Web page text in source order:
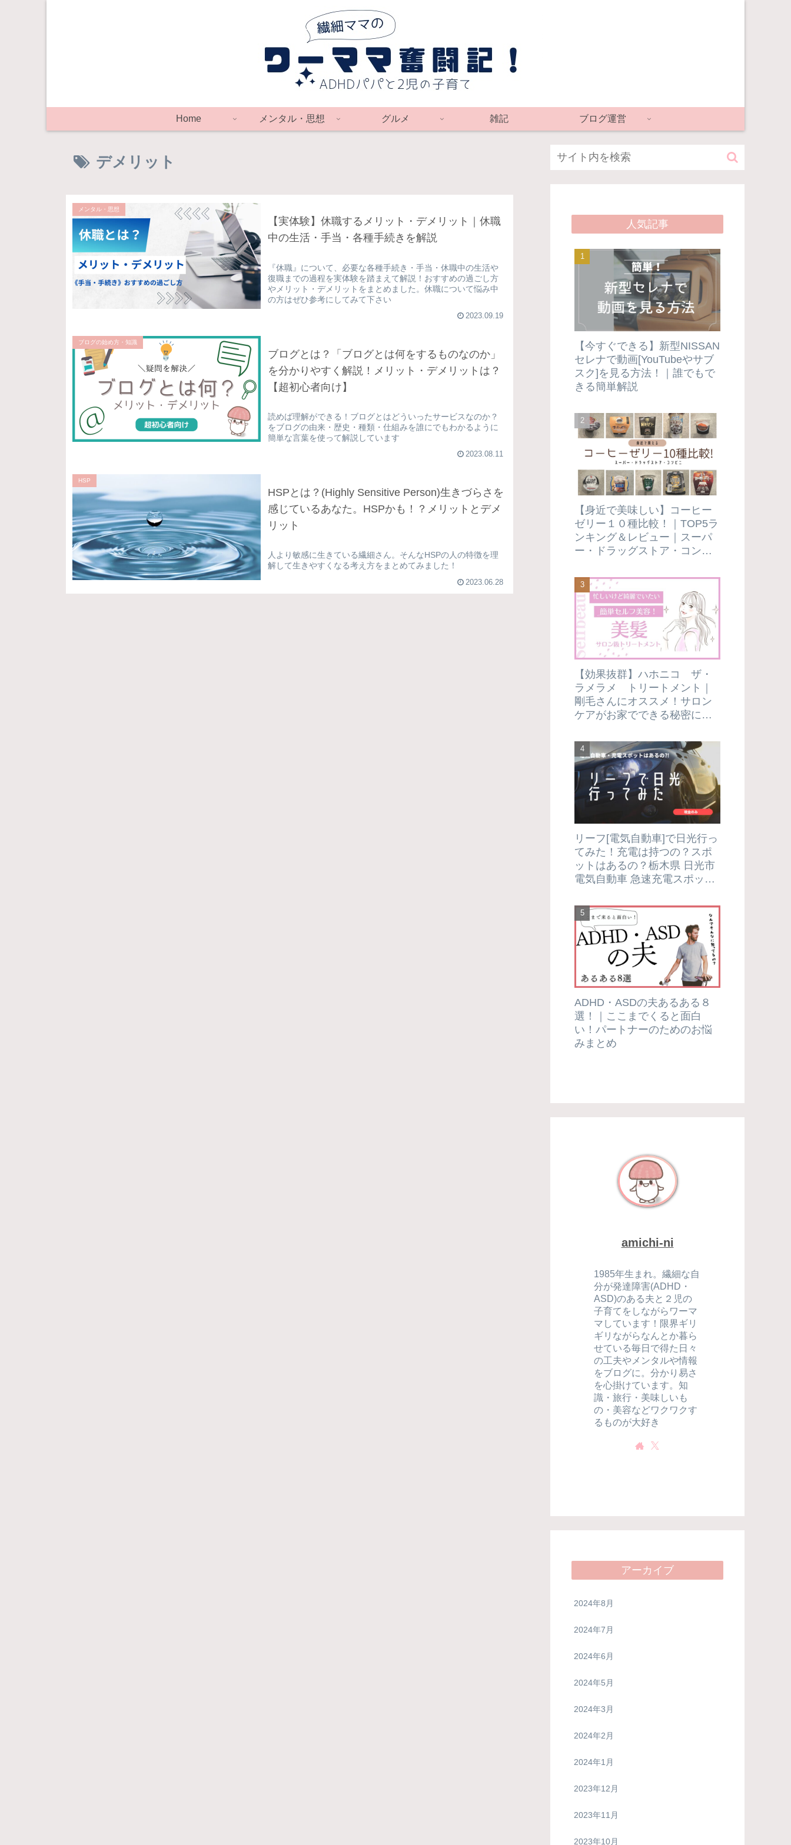
Home メンタル・思想 グルメ 雑記 ブログ運営
デメリット
メンタル・思想
【実体験】休職するメリット・デメリット｜休職
中の生活・手当・各種手続きを解説
『休職』について、必要な各種手続き・手当・休職中の生活や
復職までの過程を実体験を踏まえて解説！おすすめの過ごし方
やメリット・デメリットをまとめました。休職について悩み中
の方はぜひ参考にしてみて下さい
2023.09.19
ブログの始め方・知識
ブログとは？「ブログとは何をするものなのか」
を分かりやすく解説！メリット・デメリットは？
【超初心者向け】
読めば理解ができる！ブログとはどういったサービスなのか？
をブログの由来・歴史・種類・仕組みを誰にでもわかるように
簡単な言葉を使って解説しています
2023.08.11
HSP
HSPとは？(Highly Sensitive Person)生きづらさを
感じているあなた。HSPかも！？メリットとデメ
リット
人より敏感に生きている繊細さん。そんなHSPの人の特徴を理
解して生きやすくなる考え方をまとめてみました！
2023.06.28
人気記事
【今すぐできる】新型NISSAN
セレナで動画[YouTubeやサブ
スク]を見る方法！｜誰でもで
きる簡単解説
【身近で美味しい】コーヒー
ゼリー１０種比較！｜TOP5ラ
ンキング＆レビュー｜スーパ
ー・ドラッグストア・コンビ
てみました！
【効果抜群】ハホニコ ザ・
ラメラメ トリートメント｜
剛毛さんにオススメ！サロン
ケアがお家でできる秘密にし
リーフ[電気自動車]で日光行っ
てみた！充電は持つの？スポ
ットはあるの？栃木県 日光市
電気自動車 急速充電スポット
ADHD・ASDの夫あるある８
選！｜ここまでくると面白
い！パートナーのためのお悩
みまとめ
amichi-ni
1985年生まれ。繊細な自
分が発達障害(ADHD・
ASD)のある夫と２児の
子育てをしながらワーマ
マしています！限界ギリ
ギリながらなんとか暮ら
せている毎日で得た日々
の工夫やメンタルや情報
をブログに。分かり易さ
を心掛けています。知
識・旅行・美味しいも
の・美容などワクワクす
るものが大好き
アーカイブ
2024年8月
2024年7月
2024年6月
2024年5月
2024年3月
2024年2月
2024年1月
2023年12月
2023年11月
2023年10月